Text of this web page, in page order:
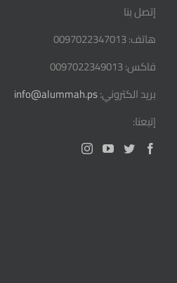
إتصل بنا
هاتف: 0097022347013
فاكس: 0097022349013
بريد الكتروني:
إتبعنا: